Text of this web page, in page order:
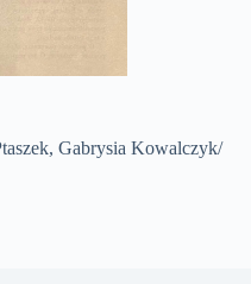
Gabrysia Kowalczyk/